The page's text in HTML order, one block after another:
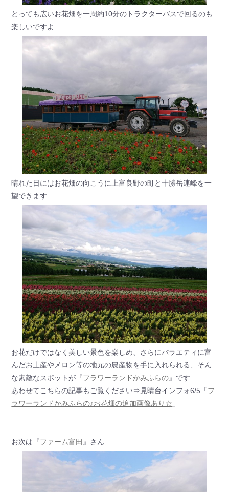
とっても広いお花畑を一周約10分のトラクターバスで回るのも
楽しいですよ
晴れた日にはお花畑の向こうに上富良野の町と十勝岳連峰を一
望できます
お花だけではなく美しい景色を楽しめ、さらにバラエティに富
んだお土産やメロン等の地元の農産物を手に入れられる、そん
な素敵なスポットが『フラワーランドかみふらの』です
あわせてこちらの記事もご覧ください⇒見晴台インフォ6/5「 フ
ラワーランドかみふらの♪お花畑の追加画像あり☆ 」
お次は『ファーム富田 』さん